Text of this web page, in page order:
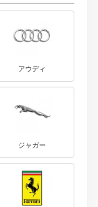
アウディ
ジャガー